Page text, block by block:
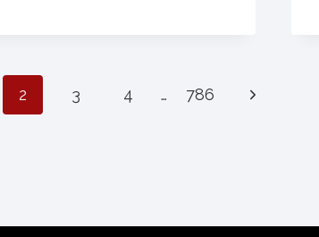
2 3 4 … 786
Next